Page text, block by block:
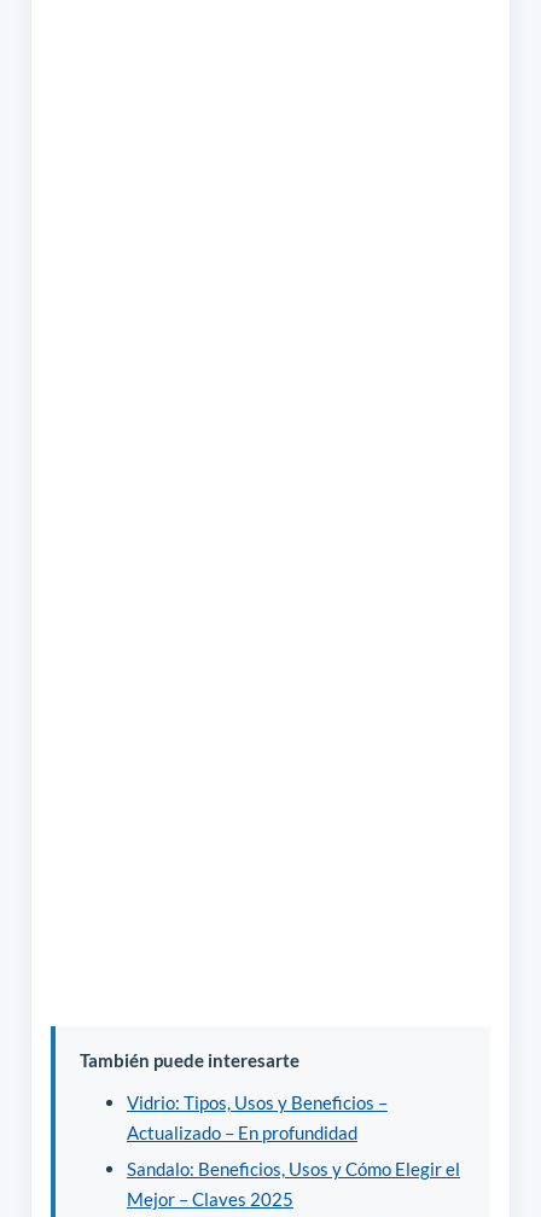
También puede interesarte
Vidrio: Tipos, Usos y Beneficios –
Actualizado – En profundidad
Sandalo: Beneficios, Usos y Cómo Elegir el
Mejor – Claves 2025